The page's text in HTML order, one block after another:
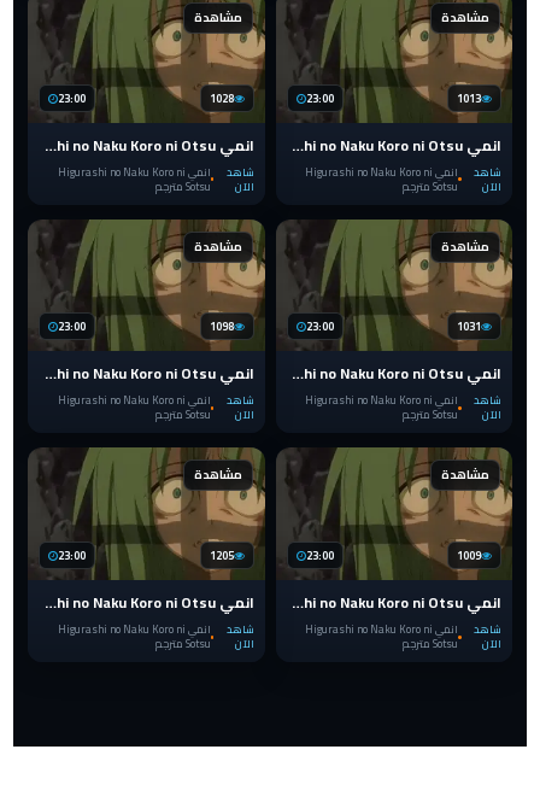
مشاهدة
23:00 1013
انمي Higurashi no Naku Koro ni Otsu الحلقة 6 مترجم
شاهد
الآن
انمي Higurashi no Naku Koro ni
Sotsu مترجم
مشاهدة
23:00 1028
انمي Higurashi no Naku Koro ni Otsu الحلقة 5 مترجم
شاهد
الآن
انمي Higurashi no Naku Koro ni
Sotsu مترجم
مشاهدة
23:00 1031
انمي Higurashi no Naku Koro ni Otsu الحلقة 4 مترجم
شاهد
الآن
انمي Higurashi no Naku Koro ni
Sotsu مترجم
مشاهدة
23:00 1098
انمي Higurashi no Naku Koro ni Otsu الحلقة 3 مترجم
شاهد
الآن
انمي Higurashi no Naku Koro ni
Sotsu مترجم
مشاهدة
23:00 1009
انمي Higurashi no Naku Koro ni Otsu الحلقة 2 مترجم
شاهد
الآن
انمي Higurashi no Naku Koro ni
Sotsu مترجم
مشاهدة
23:00 1205
انمي Higurashi no Naku Koro ni Otsu الحلقة 1 مترجم
شاهد
الآن
انمي Higurashi no Naku Koro ni
Sotsu مترجم